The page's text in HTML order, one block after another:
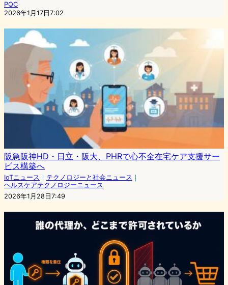
PQC
2026年1月17日7:02
阪急阪神HD・日立・阪大、PHRで心不全在宅ケア支援サー
ビス構築へ
IoTニュース ｜ テクノロジーと社会ニュース ｜
ヘルスケアテクノロジーニュース
2026年1月28日7:49